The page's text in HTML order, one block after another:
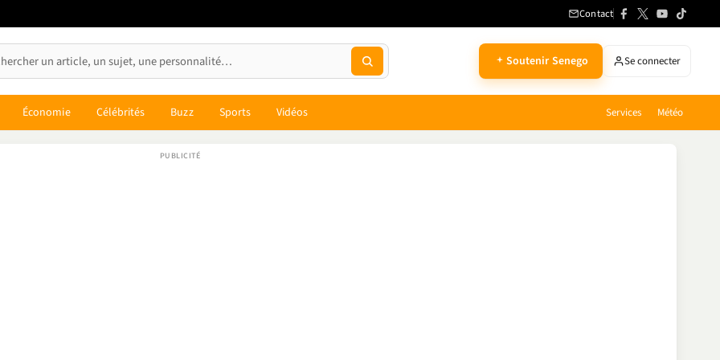
Contact
Soutenir Senego Se connecter
Économie Célébrités Buzz Sports Vidéos Services Météo